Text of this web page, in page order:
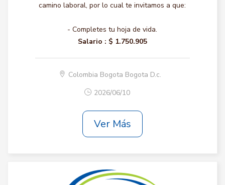
camino laboral, por lo cual te invitamos a que:
- Completes tu hoja de vida.
Salario : $ 1.750.905
Colombia Bogota Bogota D.c.
2026/06/10
Ver Más